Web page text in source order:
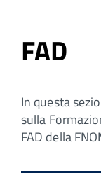
FAD
In questa
sulla
FAD della